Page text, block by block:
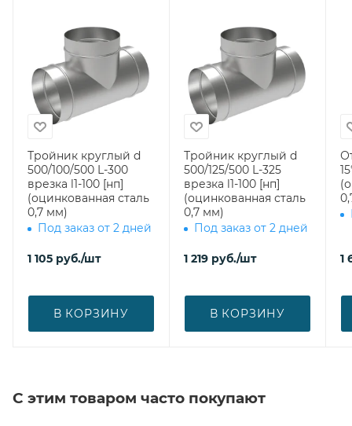
Тройник круглый d
500/100/500 L-300
врезка l1-100 [нп]
(оцинкованная сталь
0,7 мм)
Под заказ от 2 дней
1 105 руб./шт
В КОРЗИНУ
Тройник круглый d
500/125/500 L-325
врезка l1-100 [нп]
(оцинкованная сталь
0,7 мм)
Под заказ от 2 дней
1 219 руб./шт
В КОРЗИНУ
1
С этим товаром часто покупают